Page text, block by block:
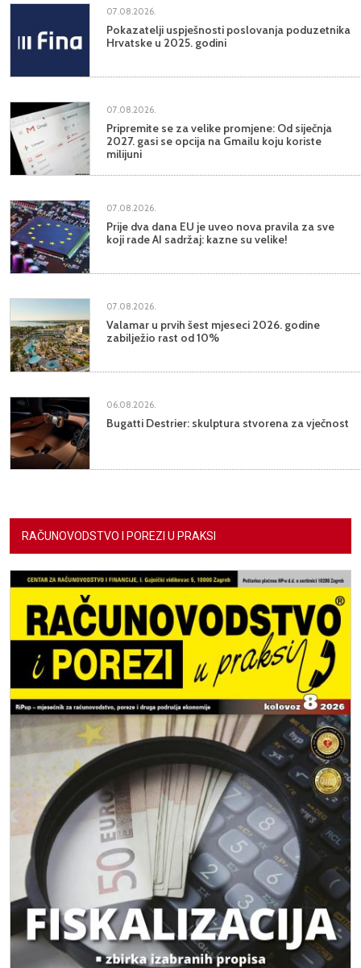
07.08.2026.
Pokazatelji uspješnosti poslovanja poduzetnika
Hrvatske u 2025. godini
07.08.2026.
Pripremite se za velike promjene: Od siječnja
2027. gasi se opcija na Gmailu koju koriste
milijuni
07.08.2026.
Prije dva dana EU je uveo nova pravila za sve
koji rade AI sadržaj: kazne su velike!
07.08.2026.
Valamar u prvih šest mjeseci 2026. godine
zabilježio rast od 10%
06.08.2026.
Bugatti Destrier: skulptura stvorena za vječnost
RAČUNOVODSTVO I POREZI U PRAKSI